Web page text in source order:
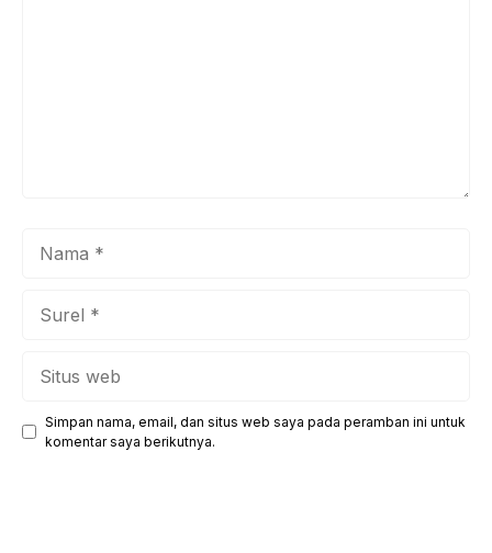
Simpan nama, email, dan situs web saya pada peramban ini untuk
komentar saya berikutnya.